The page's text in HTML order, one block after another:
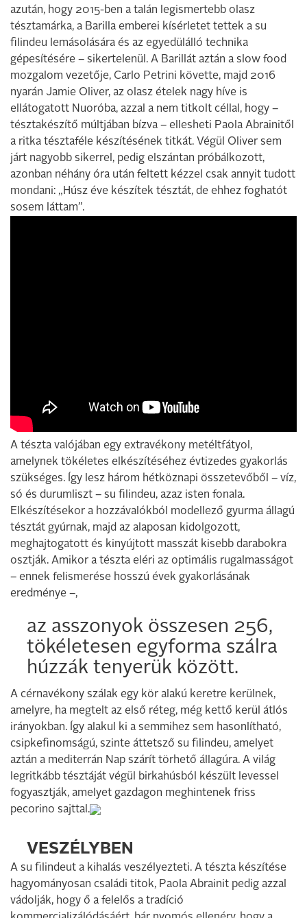
azután, hogy 2015-ben a talán legismertebb olasz
tésztamárka, a Barilla emberei kísérletet tettek a su
filindeu lemásolására és az egyedülálló technika
gépesítésére – sikertelenül. A Barillát aztán a slow food
mozgalom vezetője, Carlo Petrini követte, majd 2016
nyarán Jamie Oliver, az olasz ételek nagy híve is
ellátogatott Nuoróba, azzal a nem titkolt céllal, hogy –
tésztakészítő múltjában bízva – ellesheti Paola Abrainitől
a ritka tésztaféle készítésének titkát. Végül Oliver sem
járt nagyobb sikerrel, pedig elszántan próbálkozott,
azonban néhány óra után feltett kézzel csak annyit tudott
mondani: „Húsz éve készítek tésztát, de ehhez foghatót
sosem láttam”.
A tészta valójában egy extravékony metéltfátyol,
amelynek tökéletes elkészítéséhez évtizedes gyakorlás
szükséges. Így lesz három hétköznapi összetevőből – víz,
só és durumliszt – su filindeu, azaz isten fonala.
Elkészítésekor a hozzávalókból modellező gyurma állagú
tésztát gyúrnak, majd az alaposan kidolgozott,
meghajtogatott és kinyújtott masszát kisebb darabokra
osztják. Amikor a tészta eléri az optimális rugalmasságot
– ennek felismerése hosszú évek gyakorlásának
eredménye –,
az asszonyok összesen 256,
tökéletesen egyforma szálra
húzzák tenyerük között.
A cérnavékony szálak egy kör alakú keretre kerülnek,
amelyre, ha megtelt az első réteg, még kettő kerül átlós
irányokban. Így alakul ki a semmihez sem hasonlítható,
csipkefinomságú, szinte áttetsző su filindeu, amelyet
aztán a mediterrán Nap szárít törhető állagúra. A világ
legritkább tésztáját végül birkahúsból készült levessel
fogyasztják, amelyet gazdagon meghintenek friss
pecorino sajttal.
VESZÉLYBEN
A su filindeut a kihalás veszélyezteti. A tészta készítése
hagyományosan családi titok, Paola Abrainit pedig azzal
vádolják, hogy ő a felelős a tradíció